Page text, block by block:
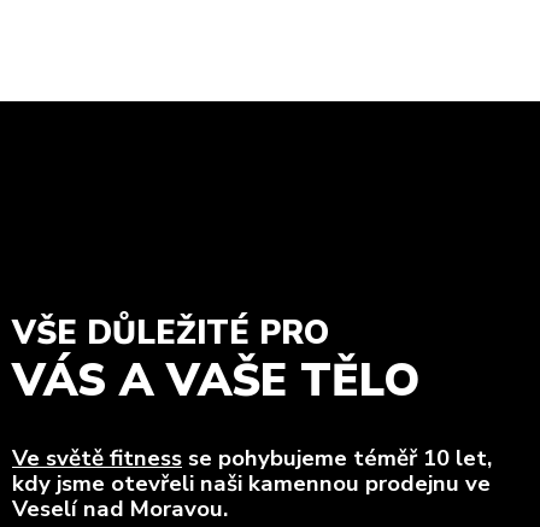
VŠE DŮLEŽITÉ PRO
VÁS A VAŠE TĚLO
Ve světě fitness se pohybujeme téměř 10 let,
kdy jsme otevřeli naši kamennou prodejnu ve
Veselí nad Moravou.